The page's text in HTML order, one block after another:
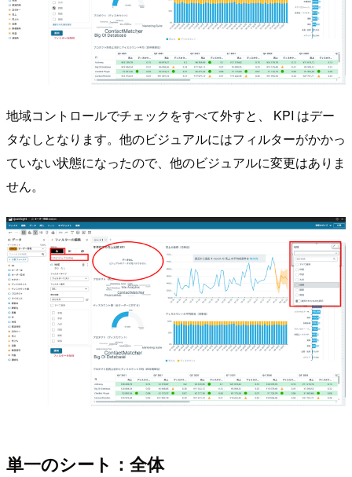
地域コントロールでチェックをすべて外すと、 KPI はデー
タなしとなります。他のビジュアルにはフィルターがかかっ
ていない状態になったので、他のビジュアルに変更はありま
せん。
単一のシート：全体